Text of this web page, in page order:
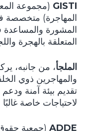
GISTI (مجموعة
المهاجرة) متخصصة
المشورة والمساعدة
المتعلقة بالهجرة
الملجأ، من جانبه،
والمهاجرين ذوي
تقديم بيئة آمنة
لاحتياجات خاصة غالبًا
ADDE (جمعية